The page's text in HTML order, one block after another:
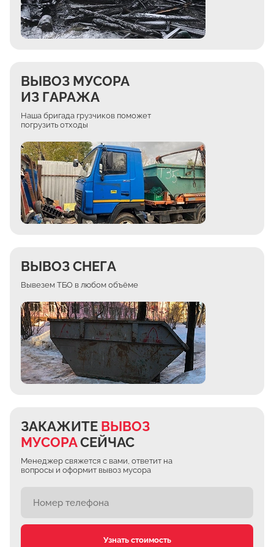
ВЫВОЗ МУСОРА
ИЗ ГАРАЖА
Наша бригада грузчиков поможет
погрузить отходы
ВЫВОЗ СНЕГА
Вывезем ТБО в любом объёме
ЗАКАЖИТЕ ВЫВОЗ
МУСОРАСЕЙЧАС
Менеджер свяжется с вами, ответит на
вопросы и оформит вывоз мусора
Узнать стоимость